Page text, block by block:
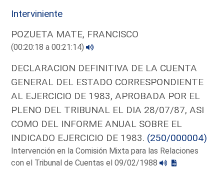
Interviniente
POZUETA MATE, FRANCISCO
(00:20:18 a 00:21:14)
DECLARACION DEFINITIVA DE LA CUENTA
GENERAL DEL ESTADO CORRESPONDIENTE
AL EJERCICIO DE 1983, APROBADA POR EL
PLENO DEL TRIBUNAL EL DIA 28/07/87, ASI
COMO DEL INFORME ANUAL SOBRE EL
INDICADO EJERCICIO DE 1983. (250/000004)
Intervención en la Comisión Mixta para las Relaciones
con el Tribunal de Cuentas el 09/02/1988